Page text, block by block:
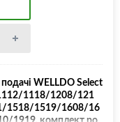
WELLDO Select
1118/1208/121
1518/1519/1608/16